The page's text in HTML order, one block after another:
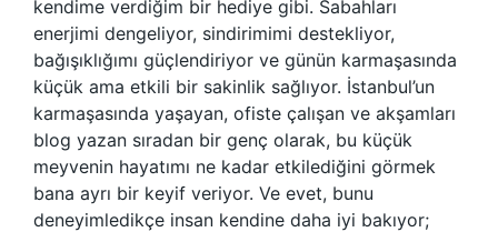
kendime verdiğim bir hediye gibi. Sabahları
enerjimi dengeliyor, sindirimimi destekliyor,
bağışıklığımı güçlendiriyor ve günün karmaşasında
küçük ama etkili bir sakinlik sağlıyor. İstanbul’un
karmaşasında yaşayan, ofiste çalışan ve akşamları
blog yazan sıradan bir genç olarak, bu küçük
meyvenin hayatımı ne kadar etkilediğini görmek
bana ayrı bir keyif veriyor. Ve evet, bunu
deneyimledikçe insan kendine daha iyi bakıyor;